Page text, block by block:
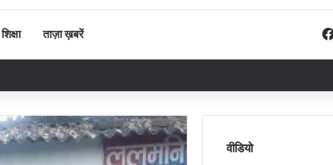
शिक्षा ताज़ा ख़बरें
वीडियो